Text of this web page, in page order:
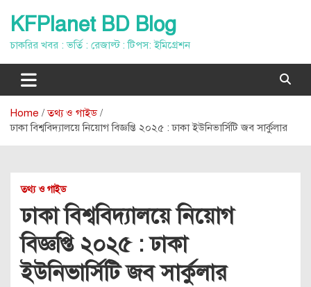
content
KFPlanet BD Blog
চাকরির খবর : ভর্তি : রেজাল্ট : টিপস: ইমিগ্রেশন
Home
তথ্য ও গাইড
ঢাকা বিশ্ববিদ্যালয়ে নিয়োগ বিজ্ঞপ্তি ২০২৫ : ঢাকা ইউনিভার্সিটি জব সার্কুলার
তথ্য ও গাইড
ঢাকা বিশ্ববিদ্যালয়ে নিয়োগ
বিজ্ঞপ্তি ২০২৫ : ঢাকা
ইউনিভার্সিটি জব সার্কুলার